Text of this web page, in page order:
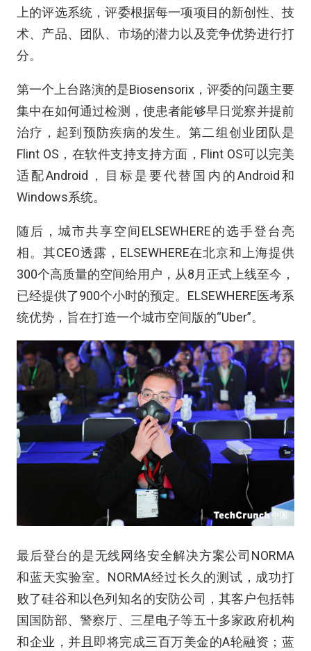
上的评选系统，评委根据每一项项目的新创性、技
术、产品、团队、市场的潜力以及竞争优势进行打
分。
第一个上台路演的是Biosensorix，评委的问题主要
集中在如何通过检测，使患者能够早日觉察并提前
治疗，起到预防疾病的发生。第二组创业团队是
Flint OS，在软件支持支持方面，Flint OS可以完美
适配Android，目标是要代替国内的Android和
Windows系统。
随后，城市共享空间ELSEWHERE的选手登台亮
相。其CEO透露，ELSEWHERE在北京和上海提供
300个高质量的空间给用户，从8月正式上线至今，
已经提供了900个小时的预定。ELSEWHERE医考系
统优势，旨在打造一个城市空间版的“Uber”。
最后登台的是无线网络安全解决方案公司NORMA
和蓝天实验室。NORMA经过长久的测试，成功打
败了硅谷和以色列知名的安防公司，其客户包括韩
国国防部、警察厅、三星电子等五十多家政府机构
和企业，并且即将完成三百万美金的A轮融资；蓝